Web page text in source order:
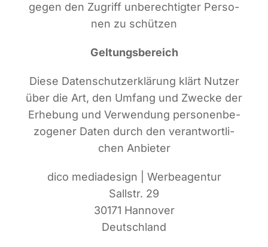
gegen den Zugriff unbe­rech­tig­ter Per­so­
nen zu schützen
Gel­tungs­be­reich
Die­se Daten­schutz­er­klä­rung klärt Nut­zer
über die Art, den Umfang und Zwe­cke der
Erhe­bung und Ver­wen­dung per­so­nen­be­
zo­ge­ner Daten durch den ver­ant­wort­li­
chen Anbieter
dico media­de­sign | Wer­be­agen­tur
Sall­str. 29
30171 Han­no­ver
Deutsch­land